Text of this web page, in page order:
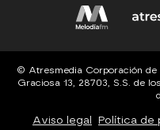
© Atresmedia Corporación de
Graciosa 13, 28703, S.S. de
Aviso legal Política de